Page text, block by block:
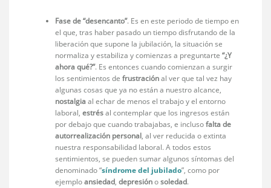
Fase de “desencanto”. Es en este periodo de tiempo en
el que, tras haber pasado un tiempo disfrutando de la
liberación que supone la jubilación, la situación se
normaliza y estabiliza y comienzas a preguntarte“¿Y
ahora qué?”. Es entonces cuando comienzan a surgir
los sentimientos defrustraciónal ver que tal vez hay
algunas cosas que ya no están a nuestro alcance,
nostalgiaal echar de menos el trabajo y el entorno
laboral,estrésal contemplar que los ingresos están
por debajo que cuando trabajabas, e inclusofalta de
autorrealización personal, al ver reducida o extinta
nuestra responsabilidad laboral. A todos estos
sentimientos, se pueden sumar algunos síntomas del
denominado “síndrome del jubilado”, como por
ejemploansiedad,depresiónosoledad.